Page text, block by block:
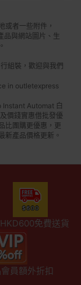
或者一些附件，
品與網站圖片、生
組裝，歡迎與我們
in outletexpress
Instant Automat 白
價錢實惠借批發優
比團購更優惠，更
新產品價格更新。
免費送貨
員額外折扣